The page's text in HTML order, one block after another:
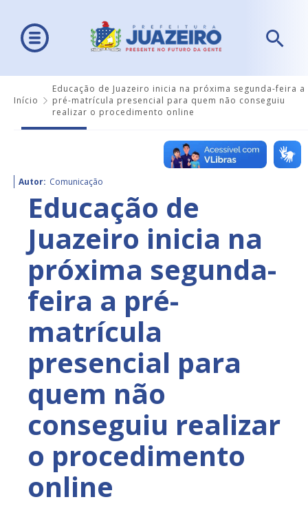
Início
Educação de Juazeiro inicia na próxima segunda-feira a
pré-matrícula presencial para quem não conseguiu
realizar o procedimento online
Autor: Comunicação
Educação de
Juazeiro inicia na
próxima segunda-
feira a pré-
matrícula
presencial para
quem não
conseguiu realizar
o procedimento
online